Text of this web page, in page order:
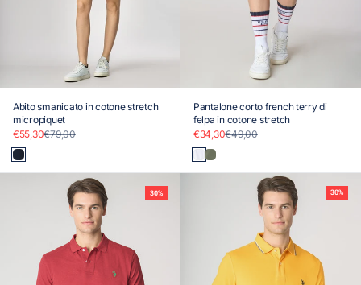
Abito smanicato in cotone stretch
micropiquet
Prezzo scontato
€55,30Prezzo
€79,00
Blu
Pantalone corto french terry di
felpa in cotone stretch
Prezzo scontato
€34,30Prezzo
€49,00
Bianco
Verde
30% 30%